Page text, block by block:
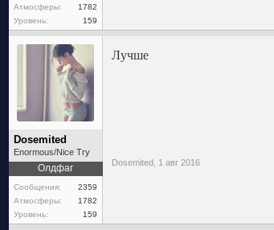
Атмосферы:
1782
Уровень:
159
Dosemited
Enormous/Nice Try
Олдфаг
Сообщения:
2359
Атмосферы:
1782
Уровень:
159
Лучше
Dosemited, 1 авг 2016